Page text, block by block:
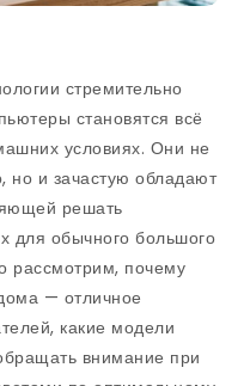
стремительно
становятся всё
условиях. Они не
но и зачастую обладают
решать
для обычного большого
рассмотрим, почему
— отличное
какие модели
внимание при